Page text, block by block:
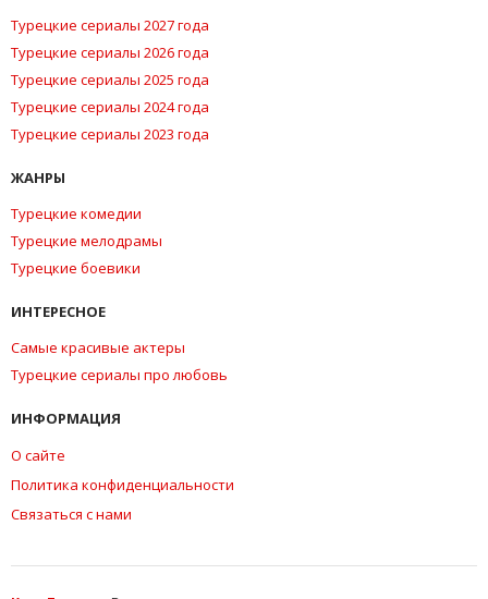
Турецкие сериалы 2027 года
Турецкие сериалы 2026 года
Турецкие сериалы 2025 года
Турецкие сериалы 2024 года
Турецкие сериалы 2023 года
ЖАНРЫ
Турецкие комедии
Турецкие мелодрамы
Турецкие боевики
ИНТЕРЕСНОЕ
Самые красивые актеры
Турецкие сериалы про любовь
ИНФОРМАЦИЯ
О сайте
Политика конфиденциальности
Связаться с нами